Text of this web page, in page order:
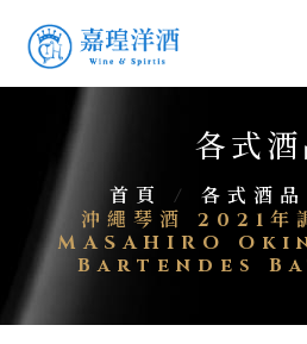
各式酒
首頁 / 各式酒品
沖繩琴酒 2021年
MASAHIRO
Bartendes